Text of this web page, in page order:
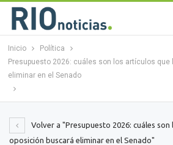
Inicio
Política
Presupuesto 2026: cuáles son los artículos que
eliminar en el Senado
Volver a "Presupuesto 2026: cuáles son
oposición buscará eliminar en el Senado"